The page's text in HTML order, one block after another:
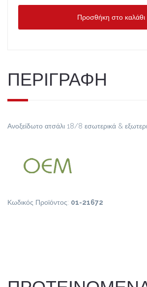
Προσθήκη στο καλάθι
ΠΕΡΙΓΡΑΦΗ
Ανοξείδωτο ατσάλι 18/8 εσωτερικά &
Κωδικός Προϊόντος: 01-21672